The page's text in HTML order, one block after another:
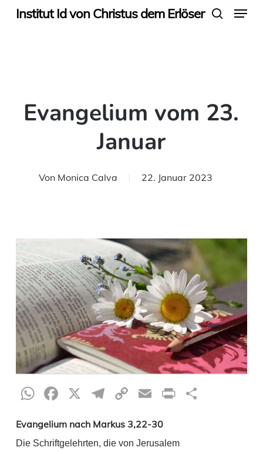
SkipInstitut Id von Christus dem Erlöser Menu
Evangelium vom 23.
Januar
Von Monica Calva 22. Januar 2023
WhatsApp
Facebook
X Telegram
CopyEmailPrint
Evangelium nach Markus 3,22-30
Die Schriftgelehrten, die von Jerusalem